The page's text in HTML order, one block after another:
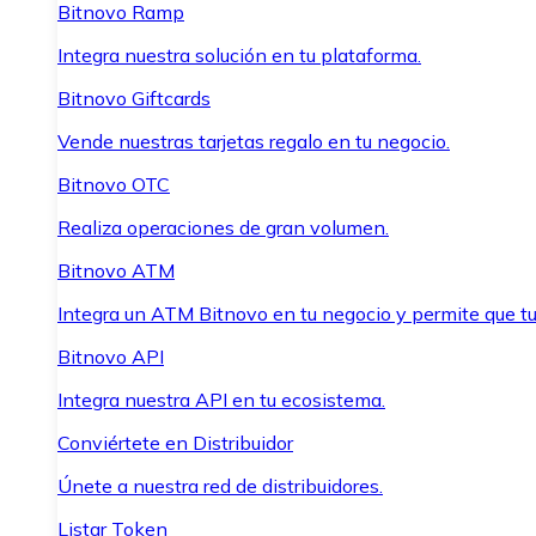
Bitnovo Ramp
Integra nuestra solución en tu plataforma.
Bitnovo Giftcards
Vende nuestras tarjetas regalo en tu negocio.
Bitnovo OTC
Realiza operaciones de gran volumen.
Bitnovo ATM
Integra un ATM Bitnovo en tu negocio y permite que
Bitnovo API
Integra nuestra API en tu ecosistema.
Conviértete en Distribuidor
Únete a nuestra red de distribuidores.
Listar Token